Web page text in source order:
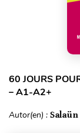
60 JOURS
– A1-A2+
Autor(en) :